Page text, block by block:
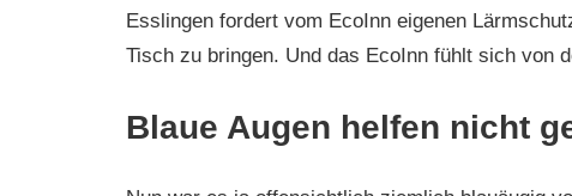
Esslingen fordert vom EcoInn eigenen
Tisch zu bringen. Und das EcoInn fühlt sich von
Blaue Augen helfen nicht